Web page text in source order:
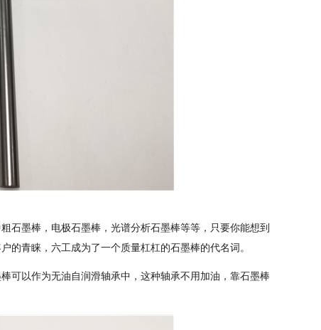
石墨棒，电极石墨棒，光谱分析石墨棒等等，只要你能想到
的青睐，六工成为了一个质量杠杠的石墨棒的代名词。
可以作为无油自润滑轴承中，这种轴承不用加油，靠石墨棒